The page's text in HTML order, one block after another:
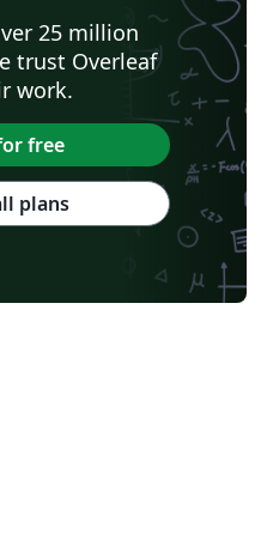
25 million
trust Overleaf
work.
free
plans